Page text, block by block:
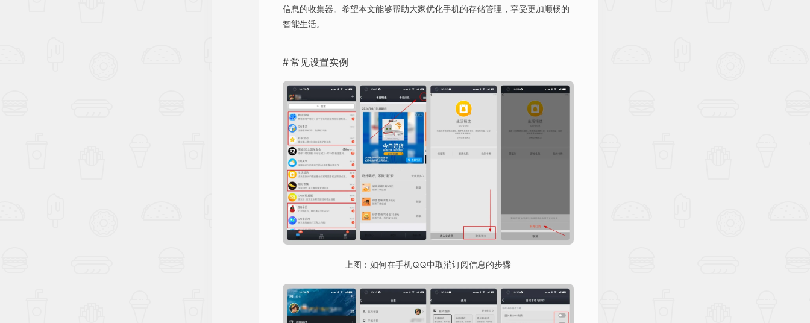
信息的收集器。希望本文能够帮助大家优化手机的存储管理，享受更加顺畅的
智能生活。
常见设置实例
上图：如何在手机QQ中取消订阅信息的步骤